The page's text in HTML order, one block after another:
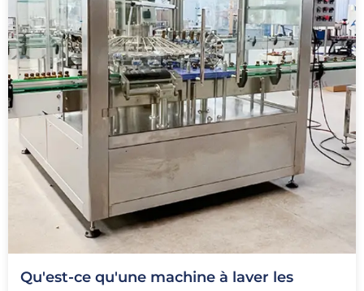
Qu'est-ce qu'une machine à laver les